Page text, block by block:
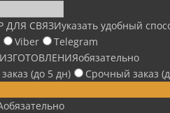
ДЛЯ СВЯЗИуказать удобный
Viber
Telegram
обязательно
(до 5 дн)
Срочный заказ
обязательно